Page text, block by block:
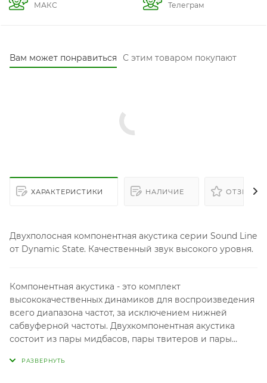
МАКС
Телеграм
Вам может понравиться С этим товаром покупают
ХАРАКТЕРИСТИКИ НАЛИЧИЕ ОТЗЫВЫ
Двухполосная компонентная акустика серии Sound Line
от Dynamic State. Качественный звук высокого уровня.
Компонентная акустика - это комплект
высококачественных динамиков для воспроизведения
всего диапазона частот, за исключением нижней
сабвуферной частоты. Двухкомпонентная акустика
состоит из пары мидбасов, пары твитеров и пары
аудиосистеме добавляются пара среднечастотных